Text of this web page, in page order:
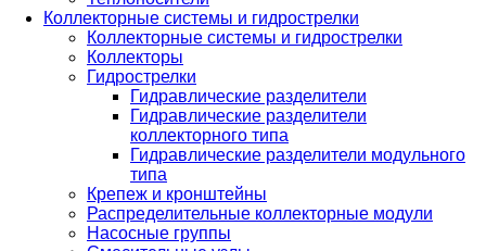
Коллекторные системы и гидрострелки
Коллекторные системы и гидрострелки
Коллекторы
Гидрострелки
Гидравлические разделители
Гидравлические разделители
коллекторного типа
Гидравлические разделители модульного
типа
Крепеж и кронштейны
Распределительные коллекторные модули
Насосные группы